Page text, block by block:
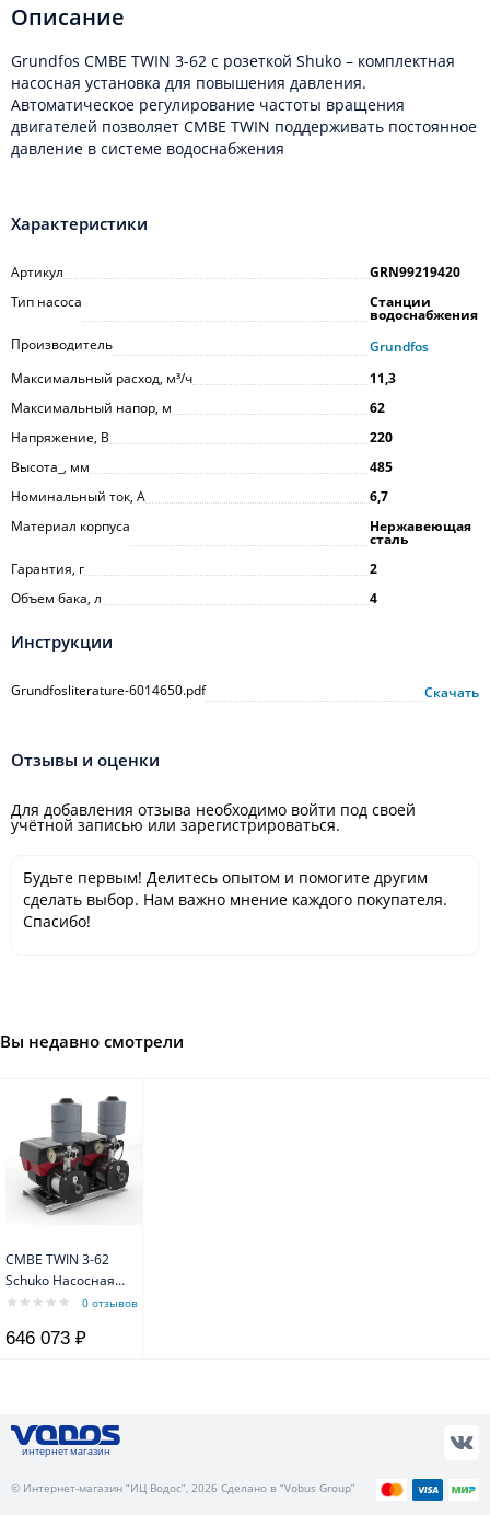
Описание
Grundfos CMBE TWIN 3-62 с розеткой Shuko – комплектная
насосная установка для повышения давления.
Автоматическое регулирование частоты вращения
двигателей позволяет CMBE TWIN поддерживать постоянное
давление в системе водоснабжения
Характеристики
Артикул
GRN99219420
Тип насоса
Станции
водоснабжения
Производитель
Grundfos
Максимальный расход, м³/ч
11,3
Максимальный напор, м
62
Напряжение, В
220
Высота_, мм
485
Номинальный ток, А
6,7
Материал корпуса
Нержавеющая
сталь
Гарантия, г
2
Объем бака, л
4
Инструкции
Grundfosliterature-6014650.pdf Скачать
Отзывы и оценки
Для добавления отзыва необходимо войти под своей
учётной записью или зарегистрироваться.
Будьте первым! Делитесь опытом и помогите другим
сделать выбор. Нам важно мнение каждого покупателя.
Спасибо!
Вы недавно смотрели
CMBE TWIN 3-62
Schuko Насосная
установка CMBE
предустановленной
Grundfos
0 отзывов
646 073 ₽
интернет магазин
© Интернет-магазин “ИЦ Водос”, 2026 Сделано в “Vobus Group”